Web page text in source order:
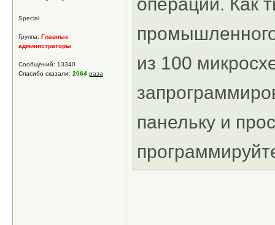
Special
Группа: Главные
администраторы
Сообщений: 13340
Спасибо сказали: 2064 раза
из 100
панельку и